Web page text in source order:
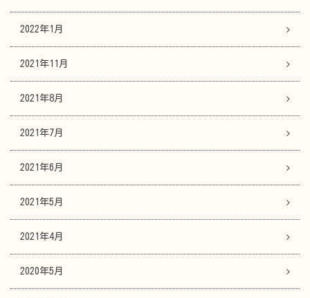
2022年1月
2021年11月
2021年8月
2021年7月
2021年6月
2021年5月
2021年4月
2020年5月